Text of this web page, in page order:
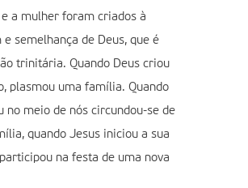
e a mulher foram criados à
e semelhança de Deus, que é
trinitária. Quando Deus criou
plasmou uma família. Quando
no meio de nós circundou-se de
quando Jesus iniciou a sua
na festa de uma nova